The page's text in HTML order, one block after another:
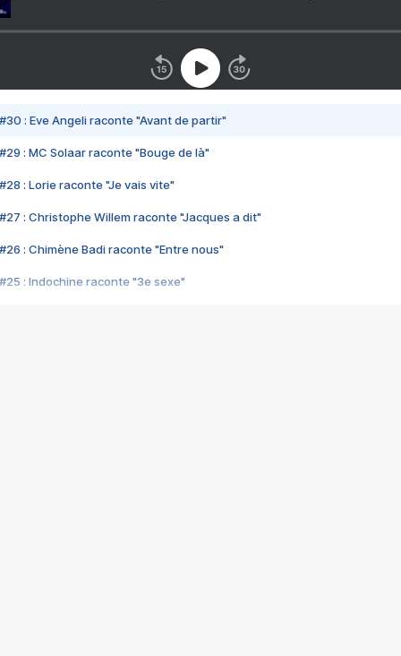
#30 : Eve Angeli raconte "Avant de partir"
#29 : MC Solaar raconte "Bouge de là"
#28 : Lorie raconte "Je vais vite"
#27 : Christophe Willem raconte "Jacques a dit"
#26 : Chimène Badi raconte "Entre nous"
#25 : Indochine raconte "3e sexe"